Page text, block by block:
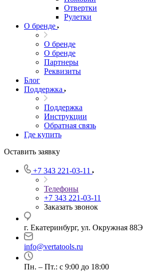
Отвертки
Рулетки
О бренде
О бренде
О бренде
Партнеры
Реквизиты
Блог
Поддержка
Поддержка
Инструкции
Обратная связь
Где купить
Оставить заявку
+7 343 221-03-11
Телефоны
+7 343 221-03-11
Заказать звонок
г. Екатеринбург, ул. Окружная 88Э
info@vertatools.ru
Пн. – Пт.: с 9:00 до 18:00